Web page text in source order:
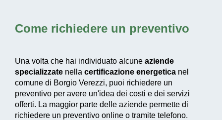
Come richiedere un preventivo
Una volta che hai individuato alcune aziende
specializzate nella certificazione energetica nel
comune di Borgio Verezzi, puoi richiedere un
preventivo per avere un'idea dei costi e dei servizi
offerti. La maggior parte delle aziende permette di
richiedere un preventivo online o tramite telefono.